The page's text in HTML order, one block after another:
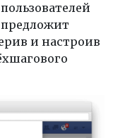
и настроив